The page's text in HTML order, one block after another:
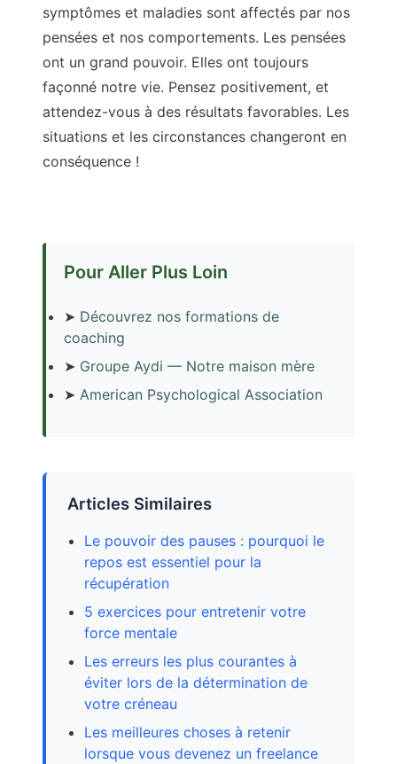
symptômes et maladies sont affectés par nos
pensées et nos comportements. Les pensées
ont un grand pouvoir. Elles ont toujours
façonné notre vie. Pensez positivement, et
attendez-vous à des résultats favorables. Les
situations et les circonstances changeront en
conséquence !
Pour Aller Plus Loin
➤ Découvrez nos formations de
coaching
➤ Groupe Aydi — Notre maison mère
➤ American Psychological Association
Articles Similaires
Le pouvoir des pauses : pourquoi le
repos est essentiel pour la
récupération
5 exercices pour entretenir votre
force mentale
Les erreurs les plus courantes à
éviter lors de la détermination de
votre créneau
Les meilleures choses à retenir
lorsque vous devenez un freelance